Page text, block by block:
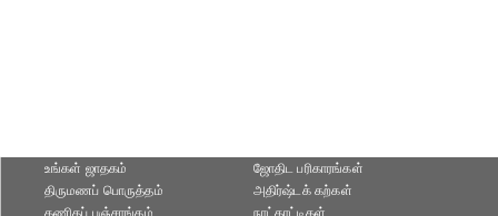
உங்கள் ஜாதகம்
திருமணப் பொருத்தம்
கணிதப் பஞ்சாங்கம்
ஜோதிட ப‌ரிகார‌ங்க‌ள்
அதிர்ஷ்டக் கற்கள்
நாட்காட்டிகள்